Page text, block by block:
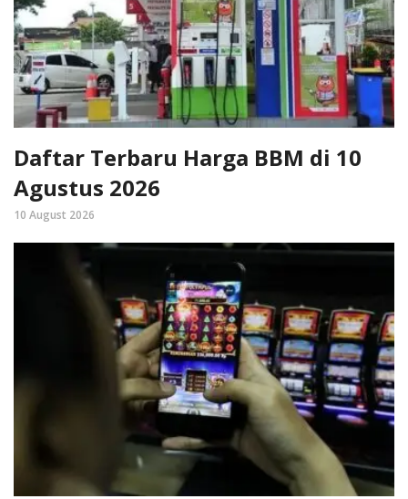
Daftar Terbaru Harga BBM di 10
Agustus 2026
10 August 2026